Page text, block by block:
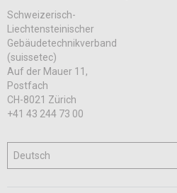
Schweizerisch-
Liechtensteinischer
Gebäudetechnikverband
(suissetec)
Auf der Mauer 11,
Postfach
CH-8021 Zürich
+41 43 244 73 00